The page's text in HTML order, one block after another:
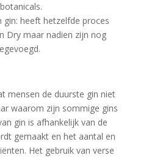
heeft hetzelfde proces
Dry maar nadien zijn nog
mensen de duurste gin niet
waarom zijn sommige gins
gin is afhankelijk van de
gemaakt en het aantal en
Het gebruik van verse